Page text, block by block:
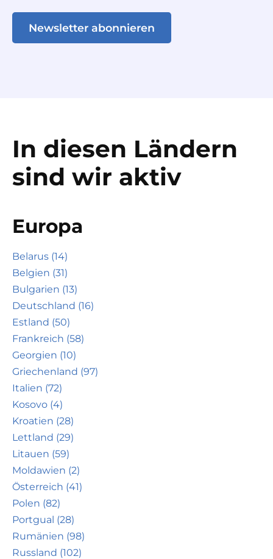
Newsletter abonnieren
In diesen Ländern
sind wir aktiv
Europa
Belarus (14)
Belgien (31)
Bulgarien (13)
Deutschland (16)
Estland (50)
Frankreich (58)
Georgien (10)
Griechenland (97)
Italien (72)
Kosovo (4)
Kroatien (28)
Lettland (29)
Litauen (59)
Moldawien (2)
Österreich (41)
Polen (82)
Portgual (28)
Rumänien (98)
Russland (102)